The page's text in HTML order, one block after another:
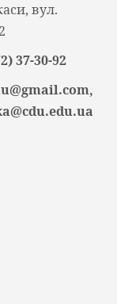
вул.
37-30-92